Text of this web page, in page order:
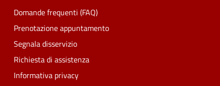
Domande frequenti (FAQ)
Prenotazione appuntamento
Segnala disservizio
Richiesta di assistenza
Informativa privacy